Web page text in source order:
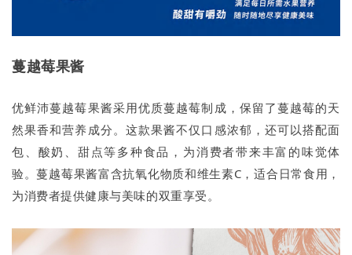
蔓越莓果酱
优鲜沛蔓越莓果酱采用优质蔓越莓制成，保留了蔓越莓的天
然果香和营养成分。这款果酱不仅口感浓郁，还可以搭配面
包、酸奶、甜点等多种食品，为消费者带来丰富的味觉体
验。蔓越莓果酱富含抗氧化物质和维生素C，适合日常食用，
为消费者提供健康与美味的双重享受。